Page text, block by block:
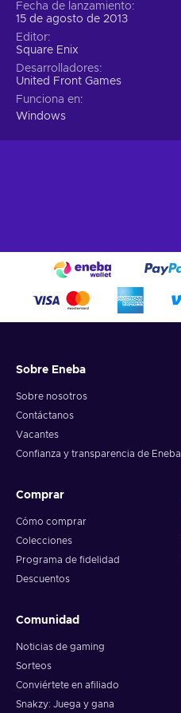
Fecha de lanzamiento
15 de agosto de 2013
Editor
Square Enix
Desarrolladores
United Front Games
Funciona en
Windows
Sobre Eneba
Sobre nosotros
Contáctanos
Vacantes
Confianza y transparencia de Eneba
Comprar
Cómo comprar
Colecciones
Programa de fidelidad
Descuentos
Comunidad
Noticias de gaming
Sorteos
Conviértete en afiliado
Snakzy: Juega y gana